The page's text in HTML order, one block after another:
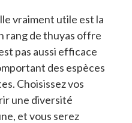
vraiment utile est la
rang de thuyas offre
pas aussi efficace
des espèces
Choisissez vos
une diversité
et vous serez